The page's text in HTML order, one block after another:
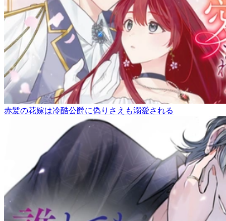
赤髪の花嫁は冷酷公爵に偽りさえも溺愛される